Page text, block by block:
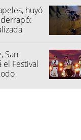
huyó
San
el Festival